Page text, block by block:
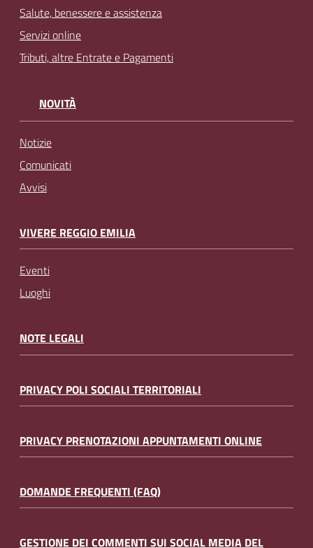
Salute, benessere e assistenza
Servizi online
Tributi, altre Entrate e Pagamenti
NOVITÀ
Notizie
Comunicati
Avvisi
VIVERE REGGIO EMILIA
Eventi
Luoghi
NOTE LEGALI
PRIVACY POLI SOCIALI TERRITORIALI
PRIVACY PRENOTAZIONI APPUNTAMENTI ONLINE
DOMANDE FREQUENTI (FAQ)
GESTIONE DEI COMMENTI SUI SOCIAL MEDIA DEL